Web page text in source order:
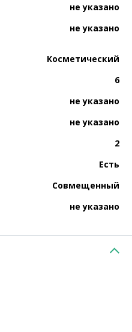
не указано
не указано
Косметический
6
не указано
не указано
2
Есть
Совмещенный
не указано